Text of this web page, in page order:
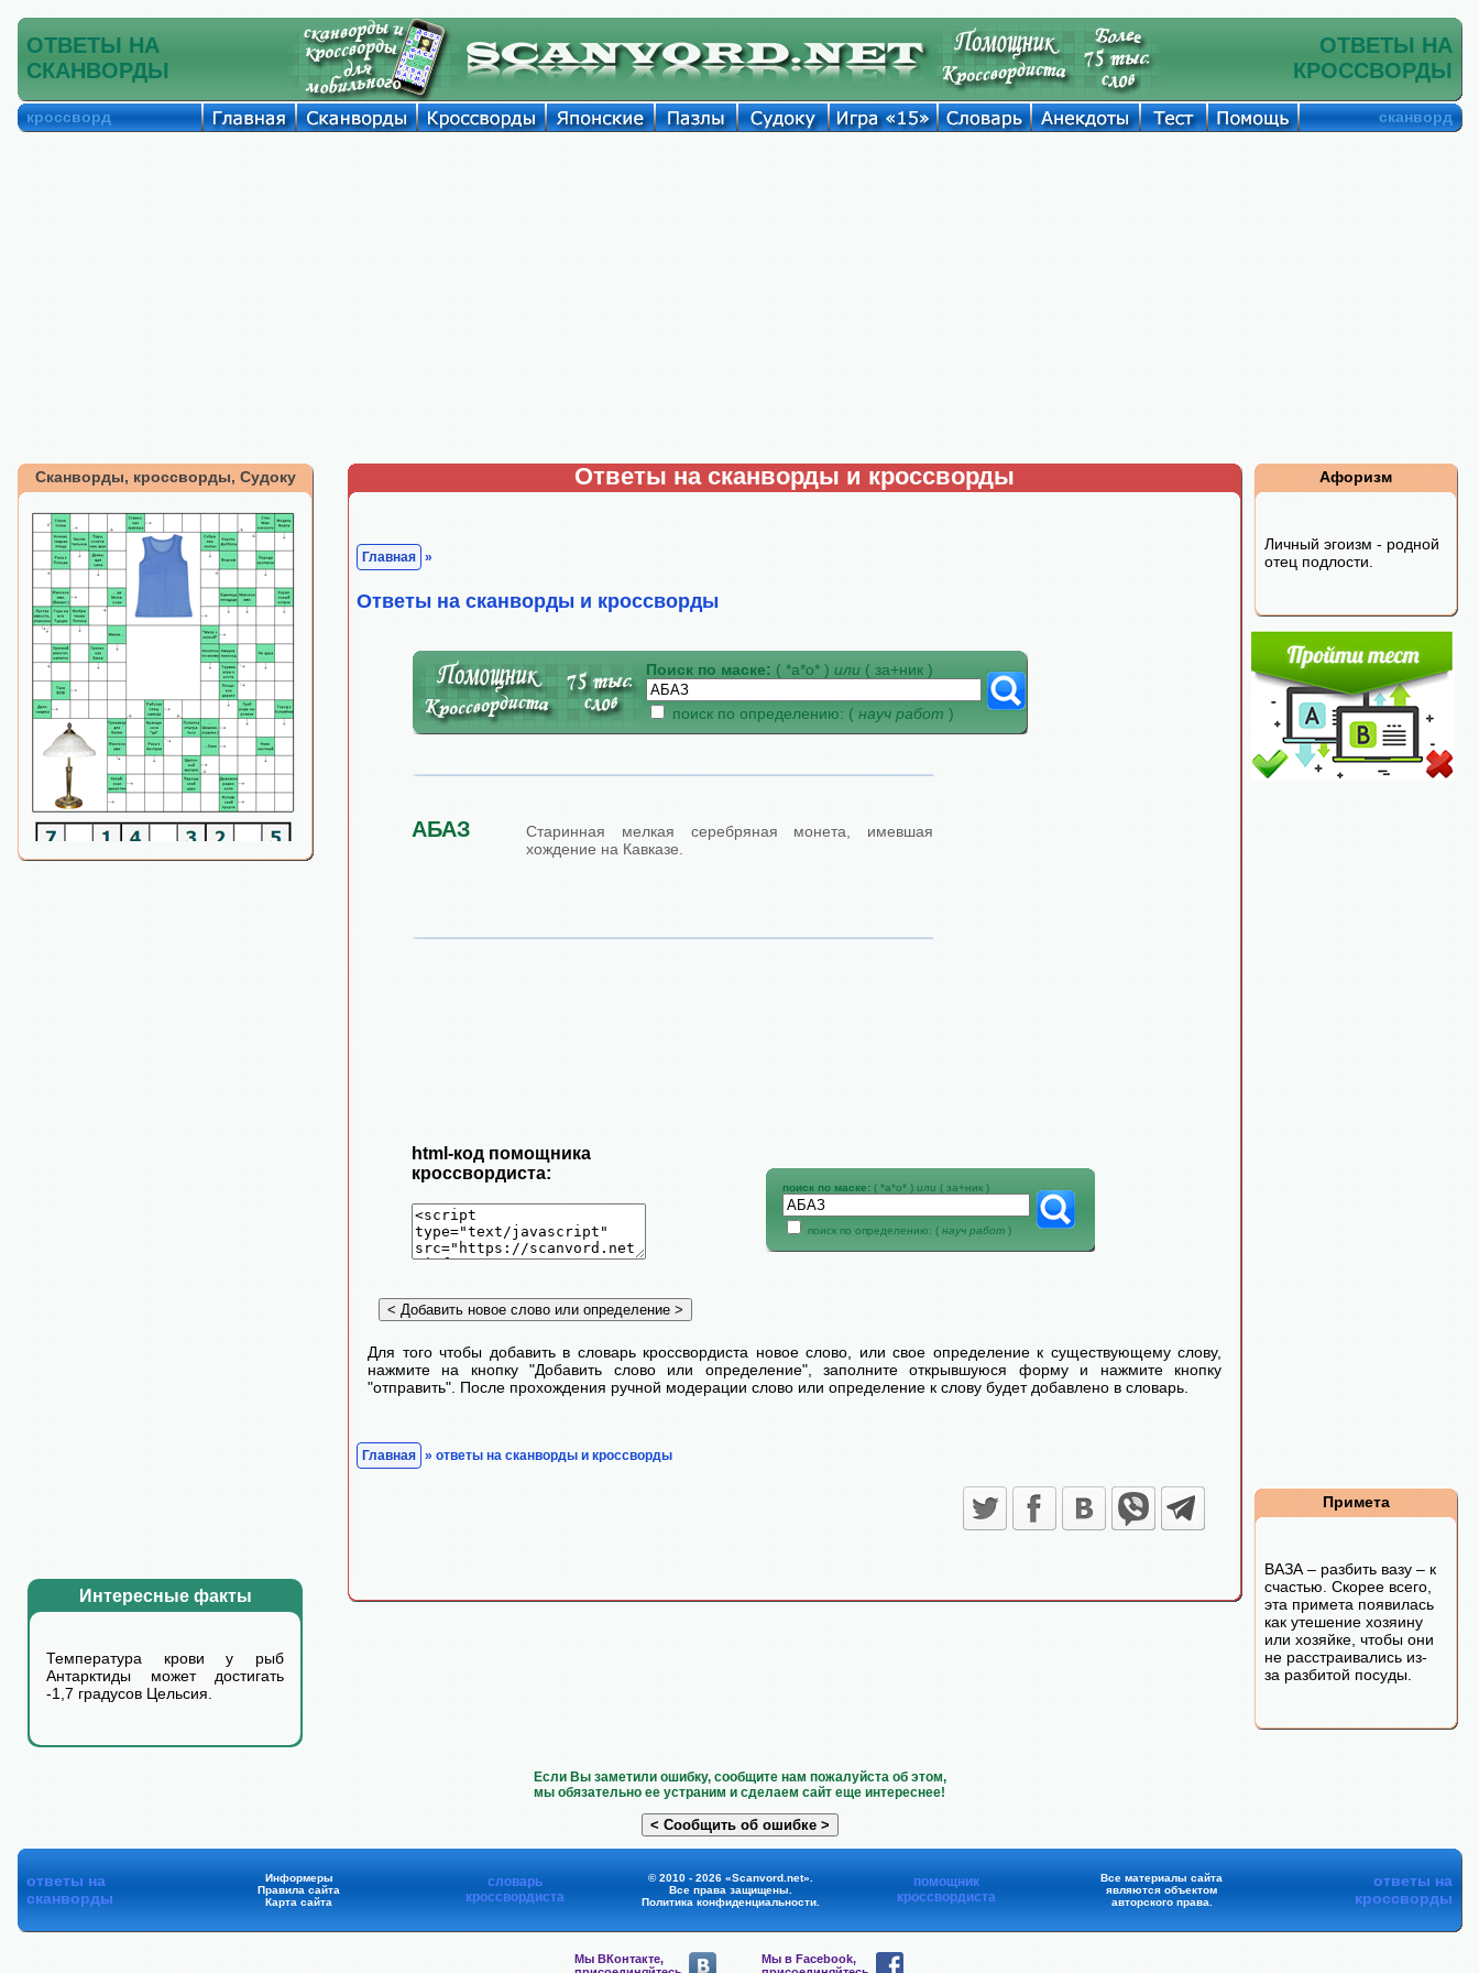
ОТВЕТЫ НА
СКАНВОРДЫ
ОТВЕТЫ НА
КРОССВОРДЫ
кроссворд сканворд
Сканворды, кроссворды, Судоку
Интересные факты
Температура крови у рыб
Антарктиды может достигать
-1,7 градусов Цельсия.
Ответы на сканворды и кроссворды
Главная »
Ответы на сканворды и кроссворды
Поиск по маске: ( *а*о* ) или ( за+ник )
поиск по определению: ( науч работ )
АБАЗ
Старинная мелкая серебряная монета, имевшая
хождение на Кавказе.
html-код помощника
кроссвордиста:
поиск по маске: ( *а*о* ) или ( за+ник )
поиск по определению: ( науч работ )
Для того чтобы добавить в словарь кроссвордиста новое слово, или свое определение к существующему слову,
нажмите на кнопку "Добавить слово или определение", заполните открывшуюся форму и нажмите кнопку
"отправить". После прохождения ручной модерации слово или определение к слову будет добавлено в словарь.
Главная » ответы на сканворды и кроссворды
Афоризм
Личный эгоизм - родной
отец подлости.
Примета
ВАЗА – разбить вазу – к
счастью. Скорее всего,
эта примета появилась
как утешение хозяину
или хозяйке, чтобы они
не расстраивались из-
за разбитой посуды.
Если Вы заметили ошибку, сообщите нам пожалуйста об этом,
мы обязательно ее устраним и сделаем сайт еще интереснее!
ответы на
сканворды
Информеры
Правила сайта
Карта сайта
словарь
кроссвордиста
© 2010 - 2026 «Scanvord.net».
Все права защищены.
Политика конфиденциальности.
помощник
кроссвордиста
Все материалы сайта
являются объектом
авторского права.
ответы на
кроссворды
Мы ВКонтакте,
Мы в Facebook,